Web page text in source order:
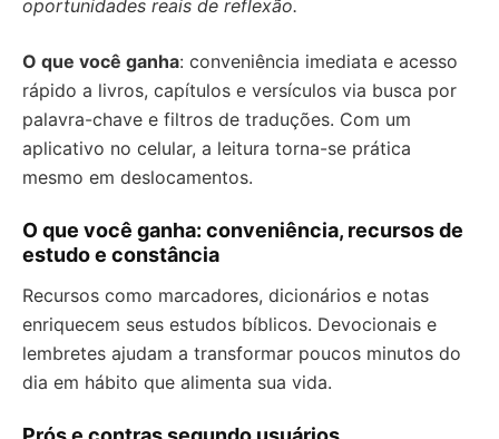
oportunidades reais de reflexão.
O que você ganha: conveniência imediata e acesso
rápido a livros, capítulos e versículos via busca por
palavra-chave e filtros de traduções. Com um
aplicativo no celular, a leitura torna-se prática
mesmo em deslocamentos.
O que você ganha: conveniência, recursos de
estudo e constância
Recursos como marcadores, dicionários e notas
enriquecem seus estudos bíblicos. Devocionais e
lembretes ajudam a transformar poucos minutos do
dia em hábito que alimenta sua vida.